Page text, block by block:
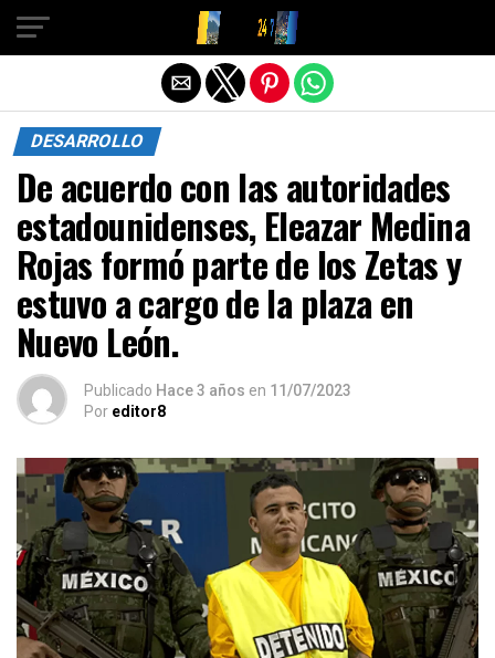
DESARROLLO
De acuerdo con las autoridades
estadounidenses, Eleazar Medina
Rojas formó parte de los Zetas y
estuvo a cargo de la plaza en
Nuevo León.
Publicado Hace 3 años en 11/07/2023
Por editor8
Salir de la versión móvil